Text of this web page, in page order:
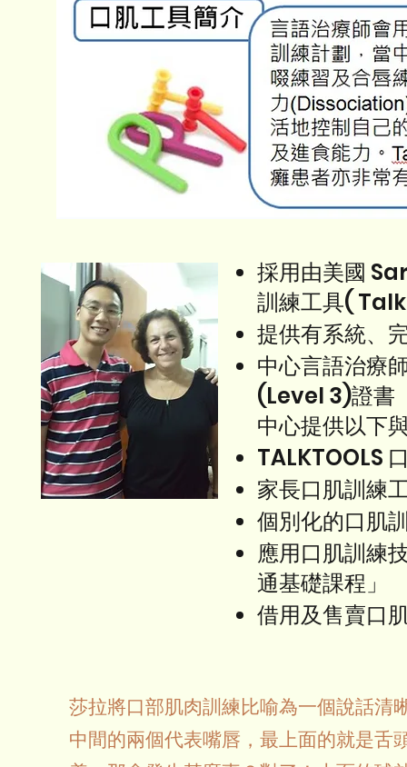
採用由美國
訓練工具(
提供有系統、
中心言語治療
(Level 3)證書
中心提供以下
TALKTOOLS
家長口肌訓練
個別化的口肌
應用口肌訓練
通基礎課程」
借用及售賣口
莎拉將口部肌肉訓練比喻為一個說話
中間的兩個代表嘴唇，最上面的就是舌